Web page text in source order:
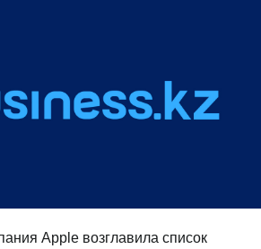
Apple возглавила список